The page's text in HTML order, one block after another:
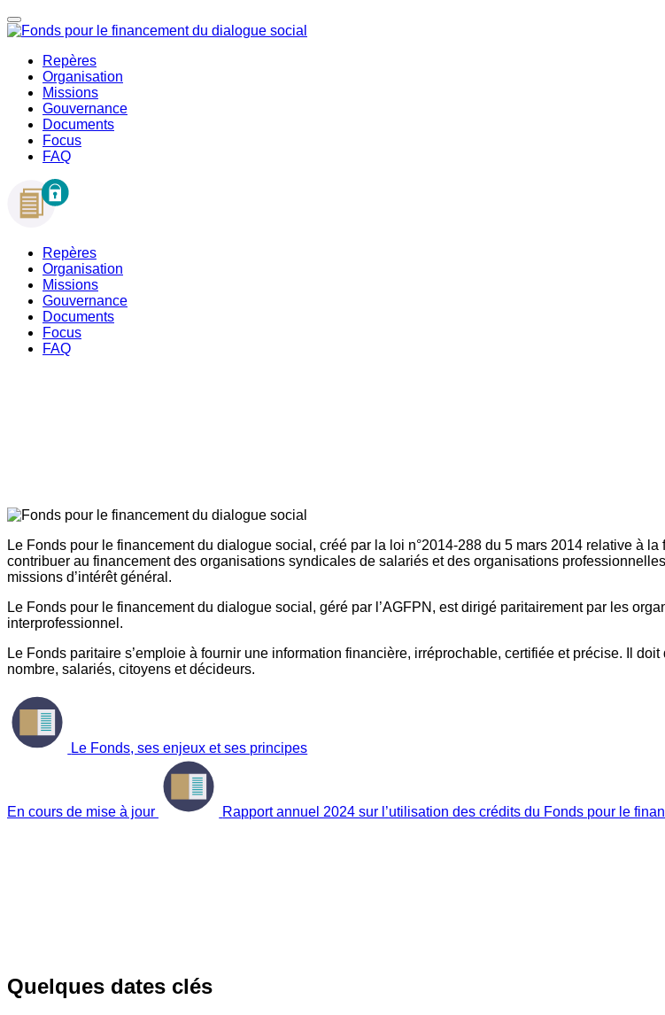
Repères
Organisation
Missions
Gouvernance
Documents
Focus
FAQ
Repères
Organisation
Missions
Gouvernance
Documents
Focus
FAQ
Le Fonds pour le financement du dialogue social, créé par la loi n°2014-288 du 5 mars 2014 relative à
contribuer au financement des organisations syndicales de salariés et des organisations
missions d’intérêt général.
Le Fonds pour le financement du dialogue social, géré par l’AGFPN, est dirigé paritairement par les
interprofessionnel.
Le Fonds paritaire s’emploie à fournir une information financière, irréprochable, certifiée et précise. Il
nombre, salariés, citoyens et décideurs.
Le Fonds, ses enjeux et ses principes
En cours de mise à jour Rapport annuel 2024 sur l’utilisation des crédits du Fonds pour le
Quelques dates clés